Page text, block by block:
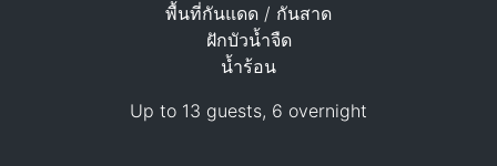
พื้นที่กันแดด / กันสาด
ฝักบัวน้ำจืด
น้ำร้อน
Up to 13 guests, 6 overnight